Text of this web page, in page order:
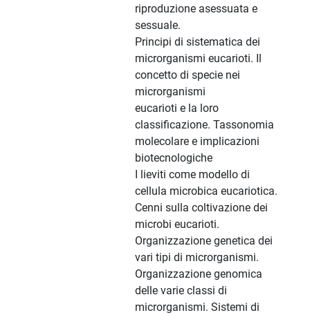
riproduzione asessuata e
sessuale.
Principi di sistematica dei
microrganismi eucarioti. Il
concetto di specie nei
microrganismi
eucarioti e la loro
classificazione. Tassonomia
molecolare e implicazioni
biotecnologiche
I lieviti come modello di
cellula microbica eucariotica.
Cenni sulla coltivazione dei
microbi eucarioti.
Organizzazione genetica dei
vari tipi di microrganismi.
Organizzazione genomica
delle varie classi di
microrganismi. Sistemi di